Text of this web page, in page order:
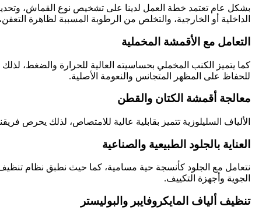
بشكل عام تعتمد خطة العمل لدينا على تشخيص نوع القماش، وتحديد
الداخلية أو الخارجية، والتخلص من الرطوبة المسببة لظاهرة
التعامل مع الأقمشة المخملية
كما يتميز الكنب المخملي بحساسيته العالية للحرارة والضغط،
للحفاظ على المظهر المتجانس والنعومة الأصلية.
معالجة أقمشة الكتان والقطن
الألياف السليلوزية تتميز بقابلية عالية للامتصاص، لذلك يحرص
العناية بالجلود الطبيعية والصناعية
نتعامل مع الجلود كأنسجة حية مسامية، كما حيث نطبق نظام
الجوية وأجهزة التكييف.
تنظيف ألياف المايكروفايبر والبوليستر